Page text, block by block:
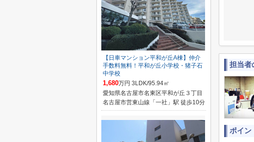
担当者
ポイン
【日車マンション平和が丘A棟】仲介
手数料無料！平和が丘小学校・猪子石
中学校
1,680万円 3LDK/95.94㎡
愛知県名古屋市名東区平和が丘３丁目
名古屋市営東山線「一社」駅 徒歩10分